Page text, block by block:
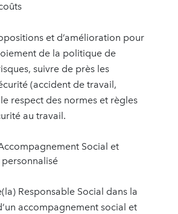
et d’amélioration pour
de la politique de
suivre de près les
(accident de travail,
respect des normes et règles
au travail.
Social et
Responsable Social dans la
accompagnement social et